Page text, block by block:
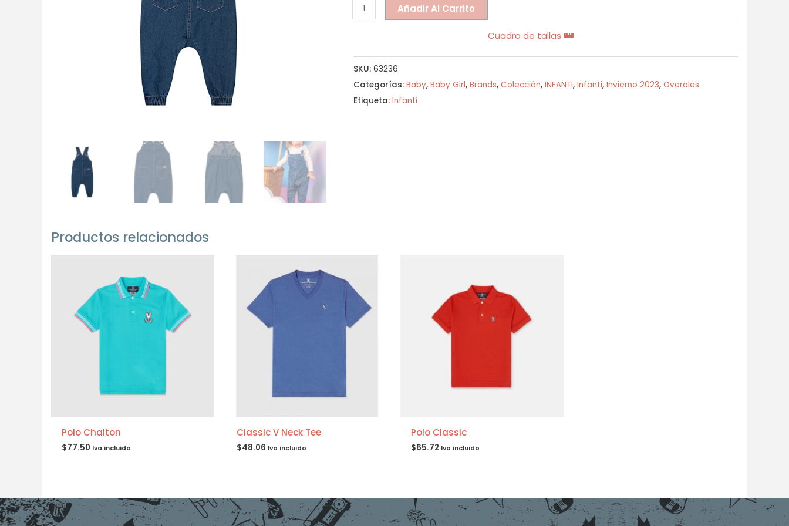
Añadir Al Carrito
Cuadro de tallas
SKU: 63236
Categorías: Baby, Baby Girl, Brands, Colección, INFANTI, Infanti, Invierno 2023, Overoles
Etiqueta: Infanti
Productos relacionados
Polo Chalton
$77.50 Iva incluido
Classic V Neck Tee
$48.06 Iva incluido
Polo Classic
$65.72 Iva incluido